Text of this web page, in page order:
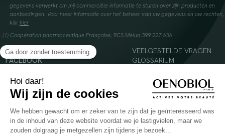
gegevens verwerkt om mij commerciële informatie te sturen over zijn producten en
aanbiedingen. Voor meer informatie over het beheer van uw gegevens en uw rechten,
klik hier
(1) Coopération pharmaceutique Française, RCS Melun 399 227 636
INSTAGRAM
FACEBOOK
YOUTUBE
VEELGESTELDE VRAGEN
GLOSSARIUM
© 2024 Oenobiol Paris
Voedingssupplement dat moet worden geconsumeerd als onderdeel van een gevarieerde,